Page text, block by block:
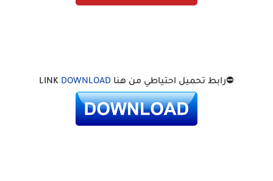
⛔رابط تحميل احتياطي من هنا LINK DOWNLOAD